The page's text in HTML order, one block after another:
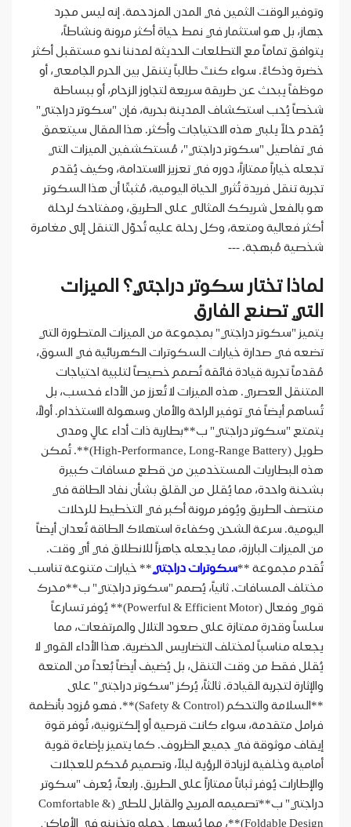
وتوفير الوقت الثمين في المدن المزدحمة. إنه ليس مجرد
جهاز، بل هو استثمار في نمط حياة أكثر مرونة ونشاطاً،
يتوافق تماماً مع التطلعات الحديثة لمدننا نحو مستقبل أكثر
خضرة وذكاءً. سواء كنتَ طالباً يتنقل بين الحرم الجامعي، أو
موظفاً يبحث عن طريقة سريعة لتجاوز الزحام، أو ببساطة
شخصاً يُحب استكشاف المدينة بحرية، فإن "سكوتر دراجتي"
يُقدم حلاً يلبي هذه الاحتياجات وأكثر. هذا المقال سيتعمق
في تفاصيل "سكوتر دراجتي"، مُستكشفين الميزات التي
تجعله خياراً ممتازاً، دوره في تعزيز الاستدامة، وكيف يُقدم
تجربة تنقل فريدة تُثري الحياة اليومية، مُثبتًا أن هذا السكوتر
هو بالفعل شريكك المثالي على الطريق، ومفتاحك لرحلة
أكثر فعالية ومتعة، وكل رحلة عليه تُحوّل التنقل إلى مغامرة
شخصية مُبهجة. ---
لماذا تختار سكوتر دراجتي؟ الميزات
التي تصنع الفارق
يتميز "سكوتر دراجتي" بمجموعة من الميزات المتطورة التي
تضعه في صدارة خيارات السكوترات الكهربائية في السوق،
مُقدماً تجربة قيادة فائقة تُصمم خصيصاً لتلبية احتياجات
المتنقل العصري. هذه الميزات لا تُعزز من الأداء فحسب، بل
تُساهم أيضاً في توفير الراحة والأمان وسهولة الاستخدام. أولاً،
يتمتع "سكوتر دراجتي" ب**بطارية ذات أداء عالٍ ومدى
طويل (High-Performance, Long-Range Battery)**. تُمكن
هذه البطاريات المستخدمين من قطع مسافات كبيرة
بشحنة واحدة، مما يُقلل من القلق بشأن نفاد الطاقة في
منتصف الطريق ويُوفر مرونة أكبر في التخطيط للرحلات
اليومية. سرعة الشحن وكفاءة استهلاك الطاقة تُعدان أيضاً
من الميزات البارزة، مما يجعله جاهزاً للانطلاق في أي وقت.
تُقدم مجموعة **سكوترات دراجتي** خيارات متنوعة تناسب
مختلف المسافات. ثانياً، يُصمم "سكوتر دراجتي" ب**محرك
قوي وفعال (Powerful & Efficient Motor)** يُوفر تسارعاً
سلساً وقدرة ممتازة على صعود التلال والمرتفعات، مما
يجعله مناسباً لمختلف التضاريس الحضرية. هذا الأداء القوي لا
يُقلل فقط من وقت التنقل، بل يُضيف أيضاً بُعداً من المتعة
والإثارة لتجربة القيادة. ثالثاً، يُركز "سكوتر دراجتي" على
**السلامة والتحكم (Safety & Control)**. فهو مُزود بأنظمة
فرامل متقدمة، سواء كانت قرصية أو إلكترونية، تُوفر قوة
إيقاف موثوقة في جميع الظروف. كما يتميز بإضاءة قوية
أمامية وخلفية لزيادة الرؤية ليلاً، وتصميم مُحكم للعجلات
والإطارات يُوفر ثباتاً ممتازاً على الطريق. رابعاً، يُعرف "سكوتر
دراجتي" ب**تصميمه المريح والقابل للطي (Comfortable &
Foldable Design)**، مما يُسهل حمله وتخزينه في الأماكن